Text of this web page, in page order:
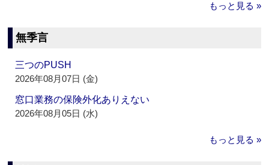
もっと見る »
無季言
三つのPUSH
2026年08月07日 (金)
窓口業務の保険外化ありえない
2026年08月05日 (水)
もっと見る »